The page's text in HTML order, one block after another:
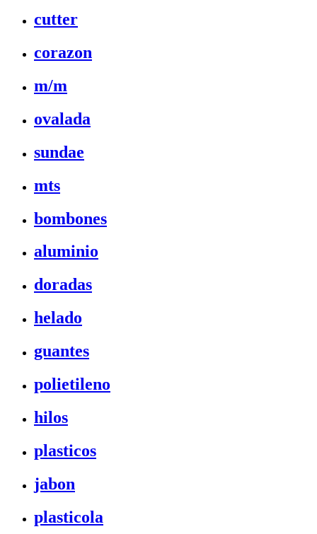
cutter
corazon
m/m
ovalada
sundae
mts
bombones
aluminio
doradas
helado
guantes
polietileno
hilos
plasticos
jabon
plasticola